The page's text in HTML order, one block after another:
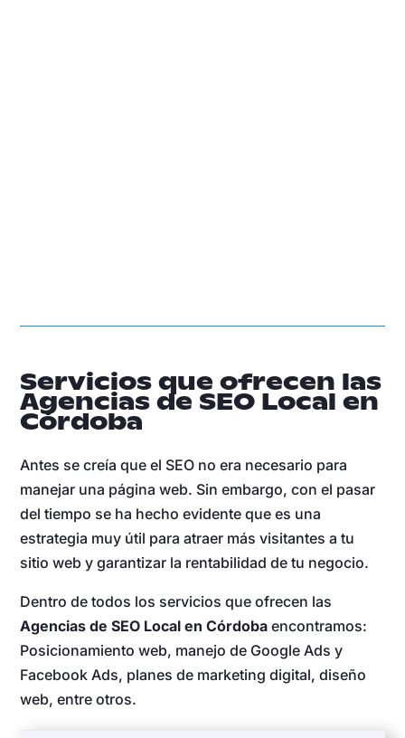
Servicios que ofrecen las
Agencias de SEO Local en
Córdoba
Antes se creía que el SEO no era necesario para
manejar una página web. Sin embargo, con el pasar
del tiempo se ha hecho evidente que es una
estrategia muy útil para atraer más visitantes a tu
sitio web y garantizar la rentabilidad de tu negocio.
Dentro de todos los servicios que ofrecen las
Agencias de SEO Local en Córdoba encontramos:
Posicionamiento web, manejo de Google Ads y
Facebook Ads, planes de marketing digital, diseño
web, entre otros.